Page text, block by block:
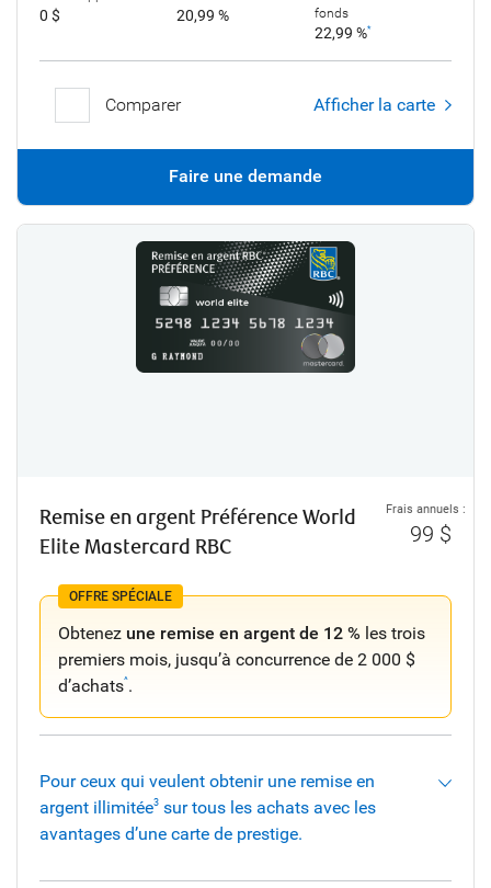
0 $ 20,99 %
fonds
22,99 %*
Comparer Afficher la carte
Faire une demande
Remise en argent Préférence World
Elite Mastercard RBC
Frais annuels :
99 $
OFFRE SPÉCIALE
Obtenez une remise en argent de 12 % les trois
premiers mois, jusqu’à concurrence de 2 000 $
d’achats^.
Pour ceux qui veulent obtenir une remise en
argent illimitée3 sur tous les achats avec les
avantages d’une carte de prestige.